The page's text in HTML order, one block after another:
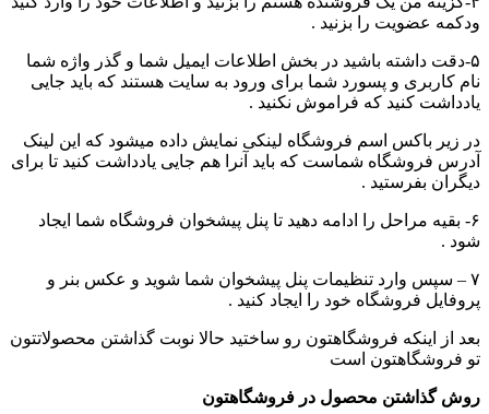
ودکمه عضویت را بزنید .
۵-دقت داشته باشید در بخش اطلاعات ایمیل شما و گذر واژه شما
نام کاربری و پسورد شما برای ورود به سایت هستند که باید جایی
یادداشت کنید که فراموش نکنید .
در زیر باکس اسم فروشگاه لینکی نمایش داده میشود که این لینک
آدرس فروشگاه شماست که باید آنرا هم جایی یادداشت کنید تا برای
دیگران بفرستید .
۶- بقیه مراحل را ادامه دهید تا پنل پیشخوان فروشگاه شما ایجاد
شود .
۷ – سپس وارد تنظیمات پنل پیشخوان شما شوید و عکس بنر و
پروفایل فروشگاه خود را ایجاد کنید .
بعد از اینکه فروشگاهتون رو ساختید حالا نوبت گذاشتن محصولاتتون
تو فروشگاهتون است
روش گذاشتن محصول در فروشگاهتون